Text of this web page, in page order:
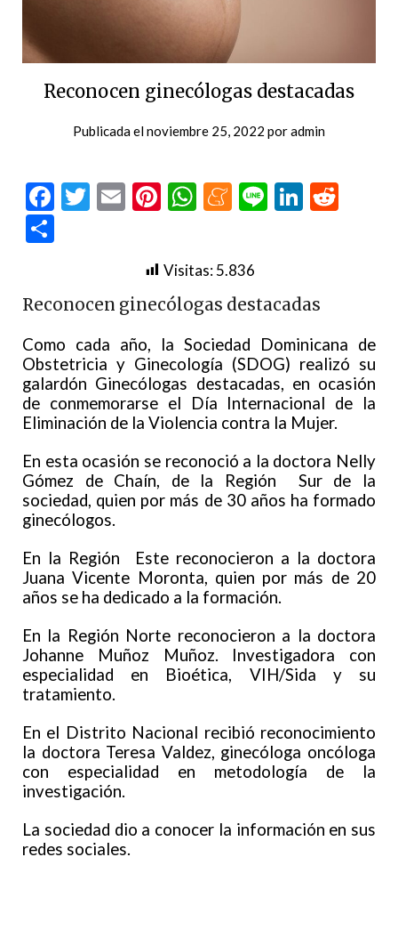
Reconocen ginecólogas destacadas
Publicada elnoviembre 25, 2022 poradmin
Facebook
Twitter
EmailPinterest
WhatsApp
Meneame
Line
Visitas:5.836
Reconocen ginecólogas destacadas
Como cada año, la Sociedad Dominicana de
Obstetricia y Ginecología (SDOG) realizó su
galardón Ginecólogas destacadas, en ocasión
de conmemorarse el Día Internacional de la
Eliminación de la Violencia contra la Mujer.
En esta ocasión se reconoció a la doctora Nelly
Gómez de Chaín, de la Región Sur de la
sociedad, quien por más de 30 años ha formado
ginecólogos.
En la Región Este reconocieron a la doctora
Juana Vicente Moronta, quien por más de 20
años se ha dedicado a la formación.
En la Región Norte reconocieron a la doctora
Johanne Muñoz Muñoz. Investigadora con
especialidad en Bioética, VIH/Sida y su
tratamiento.
En el Distrito Nacional recibió reconocimiento
la doctora Teresa Valdez, ginecóloga oncóloga
con especialidad en metodología de la
investigación.
La sociedad dio a conocer la información en sus
redes sociales.